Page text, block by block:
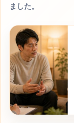
ました。